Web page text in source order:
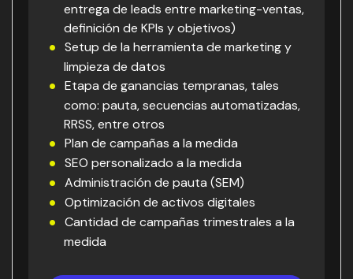
entrega de leads entre marketing-ventas,
definición de KPIs y objetivos)
Setup de la herramienta de marketing y
limpieza de datos
Etapa de ganancias tempranas, tales
como: pauta, secuencias automatizadas,
RRSS, entre otros
Plan de campañas a la medida
SEO personalizado a la medida
Administración de pauta (SEM)
Optimización de activos digitales
Cantidad de campañas trimestrales a la
medida